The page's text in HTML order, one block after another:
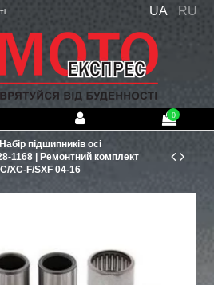
UA RU
0
Набір підшипників осі
1168 | Ремонтний комплект
XC-F/SXF 04-16